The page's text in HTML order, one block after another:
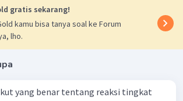
gratis sekarang!
kamu bisa tanya soal ke Forum
lho.
yang benar tentang reaksi tingkat